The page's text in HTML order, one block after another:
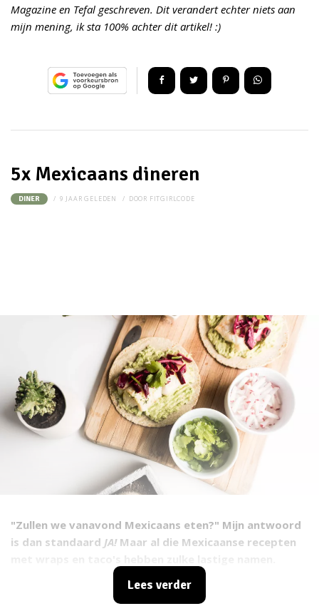
Magazine en Tefal geschreven. Dit verandert echter niets aan
mijn mening, ik sta 100% achter dit artikel! :)
5x Mexicaans dineren
DINER 9 JAAR GELEDEN DOOR FITGIRLCODE
"Zullen we vanavond Mexicaans eten?" Mijn antwoord
is dan standaard JA! Maar al die Mexicaanse recepten
Eerlijk gezegd wist ik het verschil niet altijd. Dus, f
het verschil tussen al die Mexicaanse
Lees verder